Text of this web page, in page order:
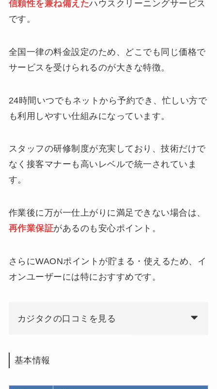
信頼性を兼ね備えたハウスクリーニングサービス
です。
全国一律の料金設定のため、どこでも同じ価格で
サービスを受けられるのが大きな特徴。
24時間いつでもネットから予約でき、忙しい方で
も利用しやすい仕組みになっています。
スタッフの研修制度が充実しており、技術だけで
なく接客マナーも高いレベルで統一されていま
す。
作業後に万が一仕上がりに満足できない場合は、
再作業保証があるのも安心ポイント。
さらにWAONポイントが貯まる・使えるため、イ
オンユーザーには特におすすめです。
カジタクの口コミを見る
基本情報